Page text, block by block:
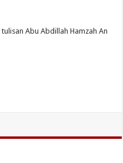
tulisan Abu Abdillah Hamzah An